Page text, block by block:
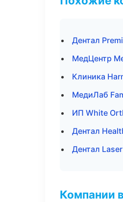
Дентал
МедЦентр
Клиника
МедиЛаб
ИП White
Дентал
Дентал
Компании